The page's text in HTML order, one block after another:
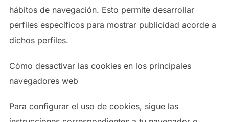
hábitos de navegación. Esto permite desarrollar
perfiles específicos para mostrar publicidad acorde a
dichos perfiles.
Cómo desactivar las cookies en los principales
navegadores web
Para configurar el uso de cookies, sigue las